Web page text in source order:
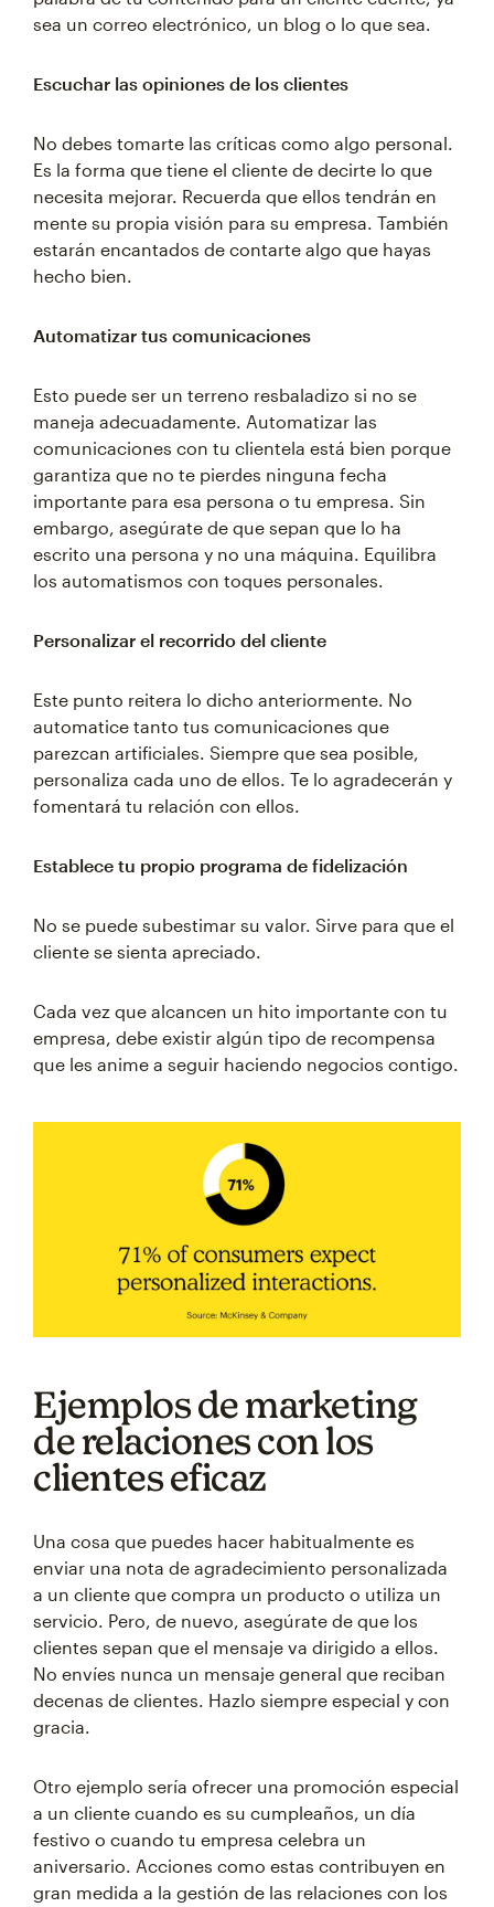
sea un correo electrónico, un blog o lo que sea.
Escuchar las opiniones de los clientes
No debes tomarte las críticas como algo personal.
Es la forma que tiene el cliente de decirte lo que
necesita mejorar. Recuerda que ellos tendrán en
mente su propia visión para su empresa. También
estarán encantados de contarte algo que hayas
hecho bien.
Automatizar tus comunicaciones
Esto puede ser un terreno resbaladizo si no se
maneja adecuadamente. Automatizar las
comunicaciones con tu clientela está bien porque
garantiza que no te pierdes ninguna fecha
importante para esa persona o tu empresa. Sin
embargo, asegúrate de que sepan que lo ha
escrito una persona y no una máquina. Equilibra
los automatismos con toques personales.
Personalizar el recorrido del cliente
Este punto reitera lo dicho anteriormente. No
automatice tanto tus comunicaciones que
parezcan artificiales. Siempre que sea posible,
personaliza cada uno de ellos. Te lo agradecerán y
fomentará tu relación con ellos.
Establece tu propio programa de fidelización
No se puede subestimar su valor. Sirve para que el
cliente se sienta apreciado.
Cada vez que alcancen un hito importante con tu
empresa, debe existir algún tipo de recompensa
que les anime a seguir haciendo negocios contigo.
Ejemplos de marketing
de relaciones con los
clientes eficaz
Una cosa que puedes hacer habitualmente es
enviar una nota de agradecimiento personalizada
a un cliente que compra un producto o utiliza un
servicio. Pero, de nuevo, asegúrate de que los
clientes sepan que el mensaje va dirigido a ellos.
No envíes nunca un mensaje general que reciban
decenas de clientes. Hazlo siempre especial y con
gracia.
Otro ejemplo sería ofrecer una promoción especial
a un cliente cuando es su cumpleaños, un día
festivo o cuando tu empresa celebra un
aniversario. Acciones como estas contribuyen en
gran medida a la gestión de las relaciones con los